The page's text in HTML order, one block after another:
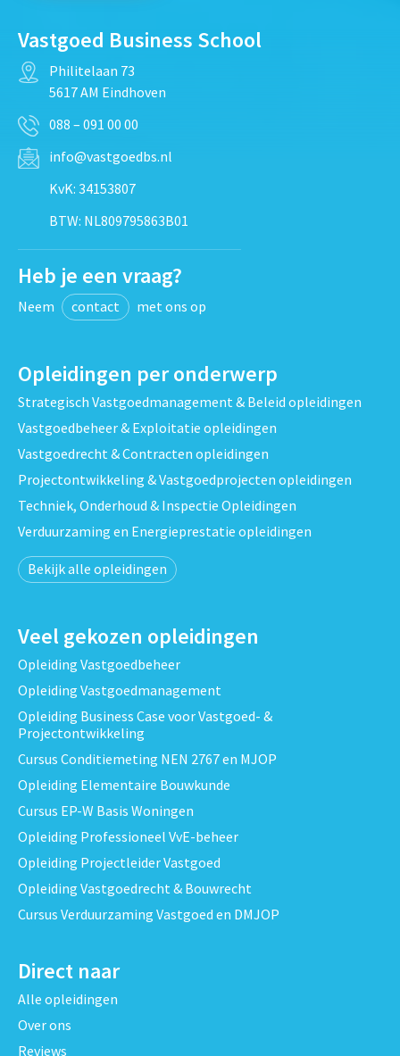
Vastgoed Business School
Philitelaan 73
5617 AM Eindhoven
088 – 091 00 00
info@vastgoedbs.nl
KvK: 34153807
BTW: NL809795863B01
Heb je een vraag?
Neem contact met ons op
Opleidingen per onderwerp
Strategisch Vastgoedmanagement & Beleid opleidingen
Vastgoedbeheer & Exploitatie opleidingen
Vastgoedrecht & Contracten opleidingen
Projectontwikkeling & Vastgoedprojecten opleidingen
Techniek, Onderhoud & Inspectie Opleidingen
Verduurzaming en Energieprestatie opleidingen
Bekijk alle opleidingen
Veel gekozen opleidingen
Opleiding Vastgoedbeheer
Opleiding Vastgoedmanagement
Opleiding Business Case voor Vastgoed- &
Projectontwikkeling
Cursus Conditiemeting NEN 2767 en MJOP
Opleiding Elementaire Bouwkunde
Cursus EP-W Basis Woningen
Opleiding Professioneel VvE-beheer
Opleiding Projectleider Vastgoed
Opleiding Vastgoedrecht & Bouwrecht
Cursus Verduurzaming Vastgoed en DMJOP
Direct naar
Alle opleidingen
Over ons
Reviews